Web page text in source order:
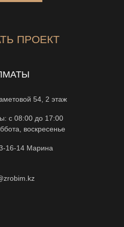
ПРОЕКТ
54, 2 этаж
с 08:00 до 17:00
воскресенье
16-14 Марина